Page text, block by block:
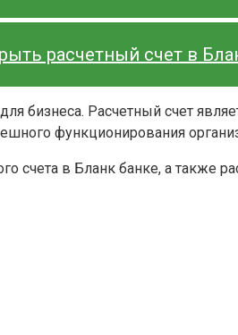
расчетный счет в
бизнеса. Расчетный счет
функционирования
счета в Бланк банке, а также